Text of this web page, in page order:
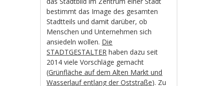
bestimmt das Image des gesamten
Stadtteils und damit darüber, ob
Menschen und Unternehmen sich
ansiedeln wollen. Die
STADTGESTALTER haben dazu seit
2014 viele Vorschläge gemacht
(Grünfläche auf dem Alten Markt und
Wasserlauf entlang der Oststraße). Zu